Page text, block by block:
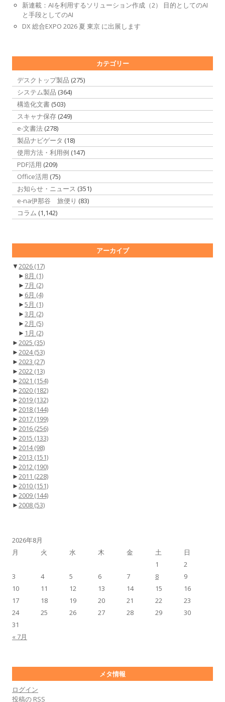
新連載：AIを利用するソリューション作成（2） 目的としてのAI
と手段としてのAI
DX 総合EXPO 2026 夏 東京 に出展します
カテゴリー
デスクトップ製品 (275)
システム製品 (364)
構造化文書 (503)
スキャナ保存 (249)
e-文書法 (278)
製品ナビゲータ (18)
使用方法・利用例 (147)
PDF活用 (209)
Office活用 (75)
お知らせ・ニュース (351)
e-na伊那谷 旅便り (83)
コラム (1,142)
アーカイブ
▼2026 (17)
► 8月 (1)
► 7月 (2)
► 6月 (4)
►5月 (1)
►3月 (2)
►2月 (5)
► 1月 (2)
►2025 (35)
►2024(53)
►2023 (27)
►2022 (13)
►2021 (154)
►2020 (182)
►2019 (132)
►2018 (144)
►2017 (199)
►2016 (256)
►2015 (133)
►2014(98)
►2013 (151)
►2012 (190)
►2011 (228)
►2010 (151)
►2009 (144)
►2008 (53)
2026年8月
月
火 水 木 金 土 日
« 7月
1
2
3
4 5 6 7 8
9
10
11 12 13 14 15
16
17
18 19 20 21 22
23
24
25 26 27 28 29
30
31
メタ情報
ログイン
投稿の RSS